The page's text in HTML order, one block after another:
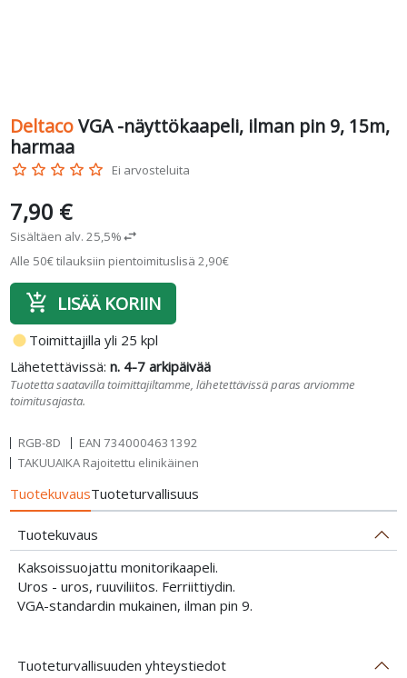
DeltacoVGA -näyttökaapeli, ilman pin 9, 15m,
harmaa
star_border star_border star_border star_border star_border Ei arvosteluita
7,90 €
Sisältäen alv. 25,5%swap_horiz
Alle 50€ tilauksiin pientoimituslisä 2,90€
add_shopping_cart LISÄÄ KORIIN
fiber_manual_record Toimittajilla yli 25 kpl
Lähetettävissä:n. 4-7 arkipäivää
Tuotetta saatavilla toimittajiltamme, lähetettävissä paras arviomme
toimitusajasta.
RGB-8D EAN 7340004631392
TAKUUAIKA Rajoitettu elinikäinen
TuotekuvausTuoteturvallisuus
Tuotekuvaus
Kaksoissuojattu monitorikaapeli.
Uros - uros, ruuviliitos. Ferriittiydin.
VGA-standardin mukainen, ilman pin 9.
Tuoteturvallisuuden yhteystiedot